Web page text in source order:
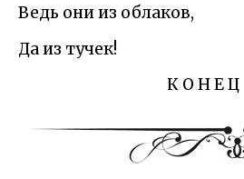
Ведь они из облаков,
Да из тучек!
К О Н Е Ц